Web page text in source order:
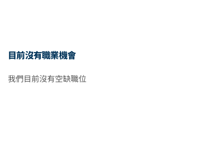
目前沒有職業機會
我們目前沒有空缺職位